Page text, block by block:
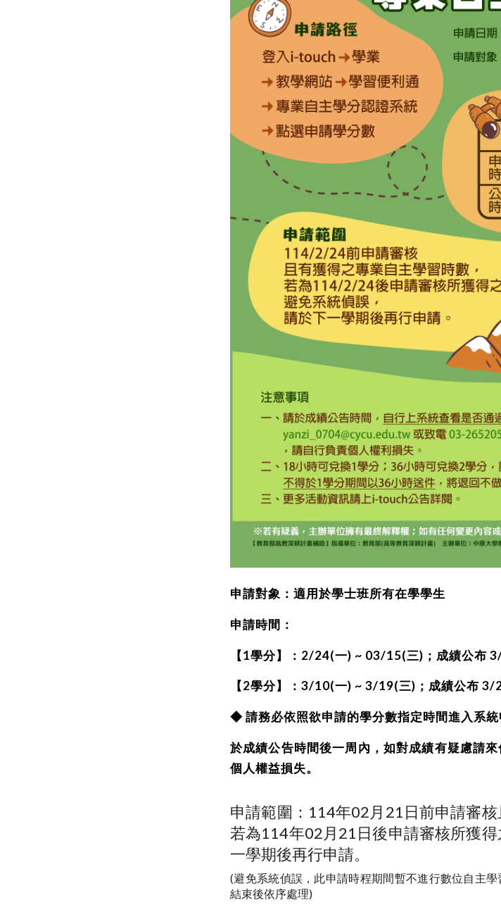
申請對象：適用於學士班所有在學學生
申請時間：
【1學分】：2/24(一) ~ 03/15(三)；成績公布
【2學分】：3/10(一) ~ 3/19(三)；成績公布 3/
◆ 請務必依照欲申請的學分數指定時間進入系統
於成績公告時間後一周內，如對成績有疑慮請
個人權益損失。
申請範圍：114年02月21日前申請審核
若為114年02月21日後申請審核所獲
一學期後再行申請。
(避免系統偵誤，此申請時程期間暫不進行數位自主
結束後依序處理)